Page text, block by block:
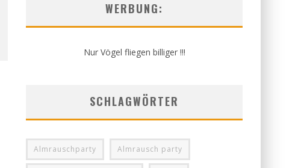
WERBUNG:
Nur Vögel fliegen billiger !!!
SCHLAGWÖRTER
Almrauschparty Almrausch party